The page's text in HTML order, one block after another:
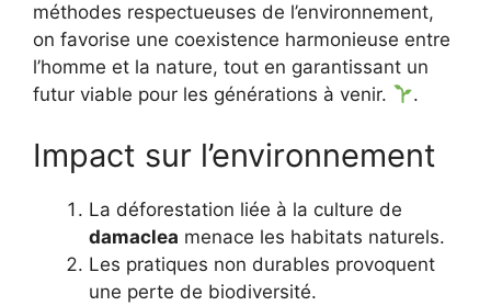
méthodes respectueuses de l’environnement,
on favorise une coexistence harmonieuse entre
l’homme et la nature, tout en garantissant un
futur viable pour les générations à venir.
.
Impact sur l’environnement
La déforestation liée à la culture de
damaclea menace les habitats naturels.
Les pratiques non durables provoquent
une perte de biodiversité.